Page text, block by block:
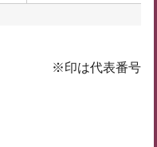
※印は代表番号